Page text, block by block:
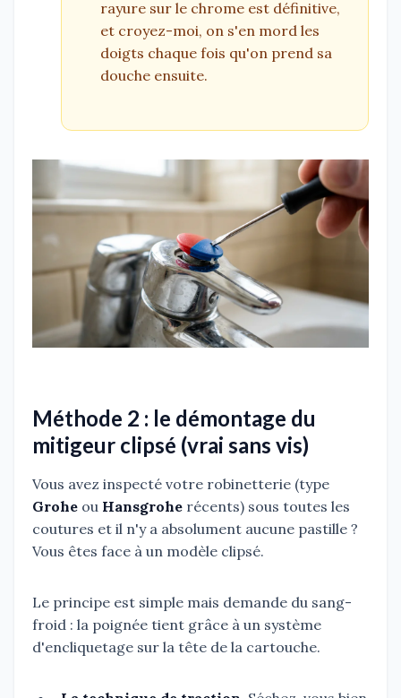
rayure sur le chrome est définitive,
et croyez-moi, on s'en mord les
doigts chaque fois qu'on prend sa
douche ensuite.
Méthode 2 : le démontage du
mitigeur clipsé (vrai sans vis)
Vous avez inspecté votre robinetterie (type
Grohe ou Hansgrohe récents) sous toutes les
coutures et il n'y a absolument aucune pastille ?
Vous êtes face à un modèle clipsé.
Le principe est simple mais demande du sang-
froid : la poignée tient grâce à un système
d'encliquetage sur la tête de la cartouche.